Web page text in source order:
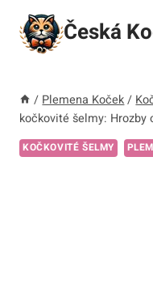
Přeskočit
obsah
Česká
/ Plemena Koček /
kočkovité šelmy:
KOČKOVITÉ ŠELMY